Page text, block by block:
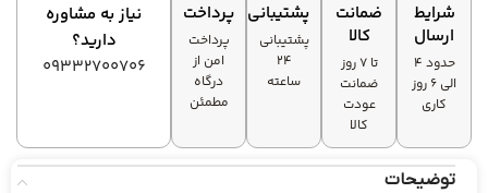
سازگاری
گسترده
گوشی‌ها،
تبلت‌ها و
دستگاه‌های
شرایط
ارسال
حدود 4
الی 6 روز
کاری
ضمانت
کالا
تا ۷ روز
ضمانت
عودت
کالا
پشتیبانی
پشتیبانی
۲۴
ساعته
پرداخت
پرداخت
امن از
درگاه
مطمئن
نیاز به مشاوره
دارید؟
09332700706
توضیحات